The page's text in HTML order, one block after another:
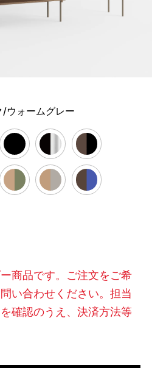
/ウォームグレー
商品です。ご注文をご希
い合わせください。担当
確認のうえ、決済方法等